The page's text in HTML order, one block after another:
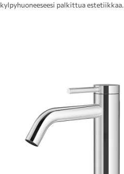
kylpyhuoneeseesi palkittua estetiikkaa.